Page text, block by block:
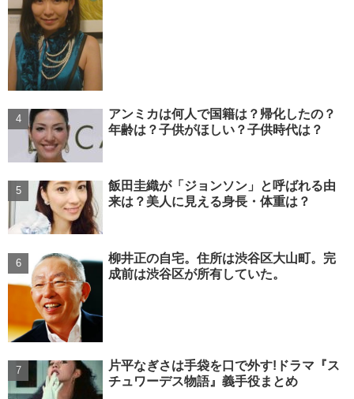
アンミカは何人で国籍は？帰化したの？
年齢は？子供がほしい？子供時代は？
飯田圭織が「ジョンソン」と呼ばれる由
来は？美人に見える身長・体重は？
柳井正の自宅。住所は渋谷区大山町。完
成前は渋谷区が所有していた。
片平なぎさは手袋を口で外す!ドラマ『ス
チュワーデス物語』義手役まとめ